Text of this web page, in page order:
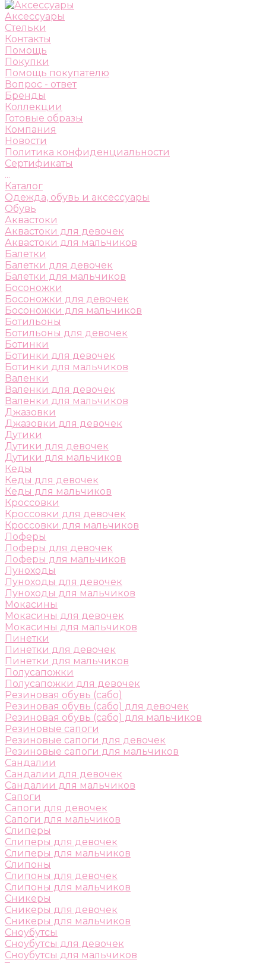
Аксессуары
Стельки
Контакты
Помощь
Покупки
Помощь покупателю
Вопрос - ответ
Бренды
Коллекции
Готовые образы
Компания
Новости
Политика конфиденциальности
Сертификаты
...
Каталог
Одежда, обувь и аксессуары
Обувь
Аквастоки
Аквастоки для девочек
Аквастоки для мальчиков
Балетки
Балетки для девочек
Балетки для мальчиков
Босоножки
Босоножки для девочек
Босоножки для мальчиков
Ботильоны
Ботильоны для девочек
Ботинки
Ботинки для девочек
Ботинки для мальчиков
Валенки
Валенки для девочек
Валенки для мальчиков
Джазовки
Джазовки для девочек
Дутики
Дутики для девочек
Дутики для мальчиков
Кеды
Кеды для девочек
Кеды для мальчиков
Кроссовки
Кроссовки для девочек
Кроссовки для мальчиков
Лоферы
Лоферы для девочек
Лоферы для мальчиков
Луноходы
Луноходы для девочек
Луноходы для мальчиков
Мокасины
Мокасины для девочек
Мокасины для мальчиков
Пинетки
Пинетки для девочек
Пинетки для мальчиков
Полусапожки
Полусапожки для девочек
Резиновая обувь (сабо)
Резиновая обувь (сабо) для девочек
Резиновая обувь (сабо) для мальчиков
Резиновые сапоги
Резиновые сапоги для девочек
Резиновые сапоги для мальчиков
Сандалии
Сандалии для девочек
Сандалии для мальчиков
Сапоги
Сапоги для девочек
Сапоги для мальчиков
Слиперы
Слиперы для девочек
Слиперы для мальчиков
Слипоны
Слипоны для девочек
Слипоны для мальчиков
Сникеры
Сникеры для девочек
Сникеры для мальчиков
Сноубутсы
Сноубутсы для девочек
Сноубутсы для мальчиков